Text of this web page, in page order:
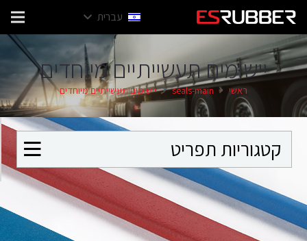
עברית
יישומים תעשייתיים מיוחדים
ראשי seals-main יישומים תעשייתיים מיוחדים
קטגוריות תפריט